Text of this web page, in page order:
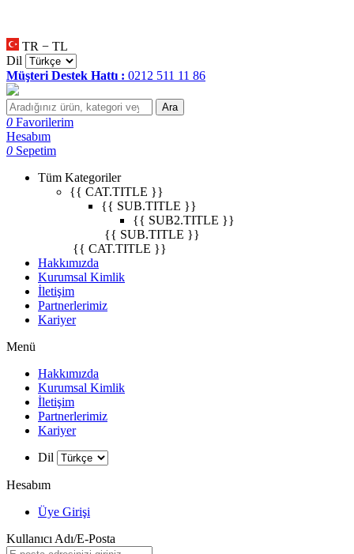
TR − TL
Dil
Müşteri Destek Hattı : 0212 511 11 86
Ara
0 Favorilerim
Hesabım
0 Sepetim
Tüm Kategoriler
{{ CAT.TITLE }}
{{ SUB.TITLE }}
{{ SUB2.TITLE }}
{{ SUB.TITLE }}
{{ CAT.TITLE }}
Hakkımızda
Kurumsal Kimlik
İletişim
Partnerlerimiz
Kariyer
Menü
Hakkımızda
Kurumsal Kimlik
İletişim
Partnerlerimiz
Kariyer
Dil
Hesabım
Üye Girişi
Kullanıcı Adı/E-Posta